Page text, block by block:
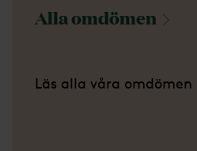
Allaomdömen
Läs alla våra omdömen